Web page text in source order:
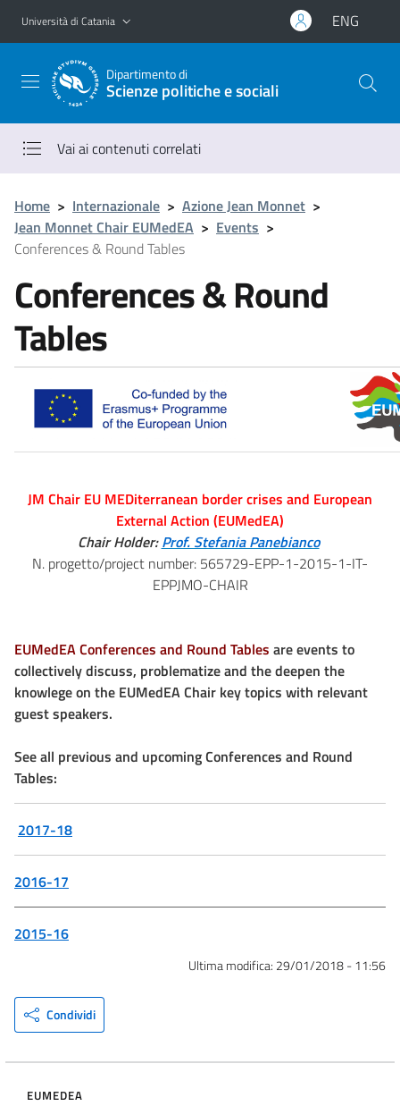
Vai al contenuto principale
Vai al menu di navigazione
Università di Catania ENG
Dipartimento di
Scienze politiche e sociali
Vai ai contenuti correlati
Home > Internazionale > Azione Jean Monnet >
Jean Monnet Chair EUMedEA > Events >
Conferences & Round Tables
Conferences & Round
Tables
JM Chair EU MEDiterranean border crises and European
External Action (EUMedEA)
Chair Holder:Prof. Stefania Panebianco
N. progetto/project number: 565729-EPP-1-2015-1-IT-
EPPJMO-CHAIR
EUMedEA Conferences and Round Tables are events to
collectively discuss, problematize and the deepen the
knowlege on the EUMedEA Chair key topics with relevant
guest speakers.
See all previous and upcoming Conferences and Round
Tables:
2017-18
2016-17
2015-16
Ultima modifica: 29/01/2018 - 11:56
Condividi
EUMEDEA